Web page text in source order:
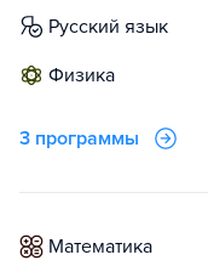
русский язык
физика
3 программы
математика